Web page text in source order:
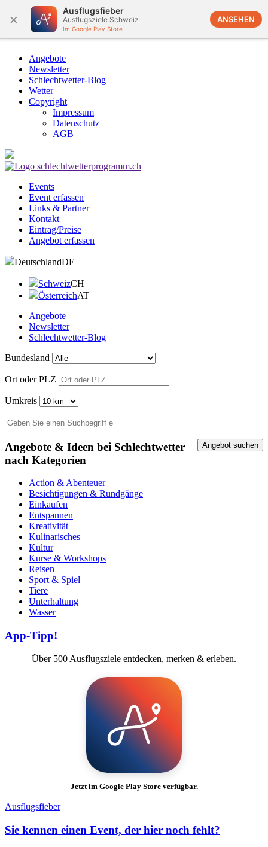
× Ausflugsfieber
Ausflugsziele Schweiz
Im Google Play Store
ANSEHEN
Angebote
Newsletter
Schlechtwetter-Blog
Wetter
Copyright
Impressum
Datenschutz
AGB
Events
Event erfassen
Links & Partner
Kontakt
Eintrag/Preise
Angebot erfassen
DeutschlandDE
SchweizCH
ÖsterreichAT
Angebote
Newsletter
Schlechtwetter-Blog
Bundesland
Ort oder PLZ
Umkreis
Angebote & Ideen bei Schlechtwetter
nach Kategorien
Action & Abenteuer
Besichtigungen & Rundgänge
Einkaufen
Entspannen
Kreativität
Kulinarisches
Kultur
Kurse & Workshops
Reisen
Sport & Spiel
Tiere
Unterhaltung
Wasser
App-Tipp!
Über 500 Ausflugsziele entdecken, merken & erleben.
Jetzt im Google Play Store verfügbar.
Ausflugsfieber
Sie kennen einen Event, der hier noch fehlt?